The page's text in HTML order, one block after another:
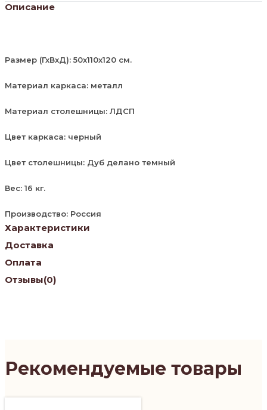
Описание
Размер (ГхВхД): 50х110х120 см.
Материал каркаса: металл
Материал столешницы: ЛДСП
Цвет каркаса: черный
Цвет столешницы: Дуб делано темный
Вес: 16 кг.
Производство: Россия
Характеристики
Доставка
Оплата
Отзывы(0)
Рекомендуемые товары